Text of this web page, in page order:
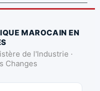
MAROCAIN EN
de l'Industrie ·
Changes